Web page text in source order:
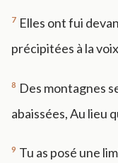
7 Elles ont fui
précipitées à la
8 Des montagnes
abaissées, Au lieu
9 Tu as posé une